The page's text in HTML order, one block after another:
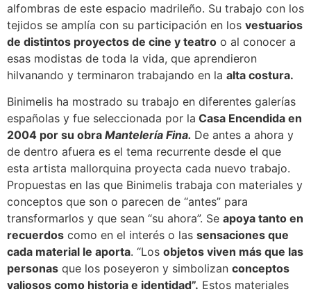
alfombras de este espacio madrileño. Su trabajo con los
tejidos se amplía con su participación en los vestuarios
de distintos proyectos de cine y teatro o al conocer a
esas modistas de toda la vida, que aprendieron
hilvanando y terminaron trabajando en la alta costura.
Binimelis ha mostrado su trabajo en diferentes galerías
españolas y fue seleccionada por la Casa Encendida en
2004 por su obra Mantelería Fina. De antes a ahora y
de dentro afuera es el tema recurrente desde el que
esta artista mallorquina proyecta cada nuevo trabajo.
Propuestas en las que Binimelis trabaja con ma­teriales y
conceptos que son o parecen de “antes” para
transformarlos y que sean “su ahora”. Se apoya tanto en
recuerdos como en el interés o las sensaciones que
cada material le aporta. “Los objetos viven más que las
personas que los poseyeron y simbolizan conceptos
valiosos como histo­ria e identidad”. Estos materiales